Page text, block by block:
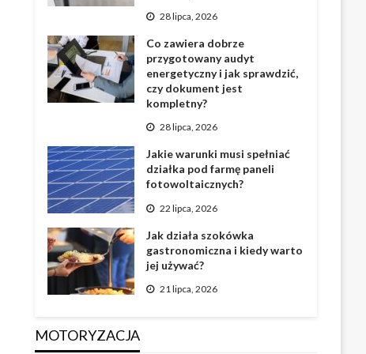
28 lipca, 2026
Co zawiera dobrze
przygotowany audyt
energetyczny i jak sprawdzić,
czy dokument jest
kompletny?
28 lipca, 2026
Jakie warunki musi spełniać
działka pod farmę paneli
fotowoltaicznych?
22 lipca, 2026
Jak działa szokówka
gastronomiczna i kiedy warto
jej używać?
21 lipca, 2026
MOTORYZACJA